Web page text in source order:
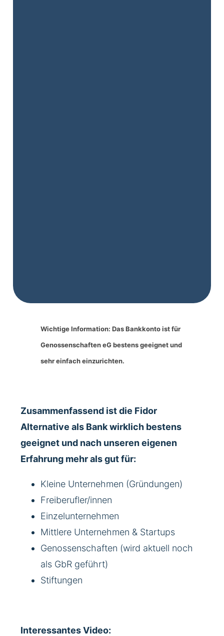
Wichtige Information: Das Bankkonto ist für
Genossenschaften eG bestens geeignet und
sehr einfach einzurichten.
Zusammenfassend ist die Fidor
Alternative als Bank wirklich bestens
geeignet und nach unseren eigenen
Erfahrung mehr als gut für:
Kleine Unternehmen (Gründungen)
Freiberufler/innen
Einzelunternehmen
Mittlere Unternehmen & Startups
Genossenschaften (wird aktuell noch
als GbR geführt)
Stiftungen
Interessantes Video: